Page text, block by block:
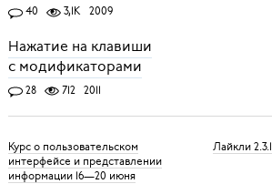
40 3,1K 2009
Нажатие на клавиши
с модификаторами
28 712 2011
Курс о пользовательском
интерфейсе и представлении
информации 16—20 июня
Лайкли 2.3.1